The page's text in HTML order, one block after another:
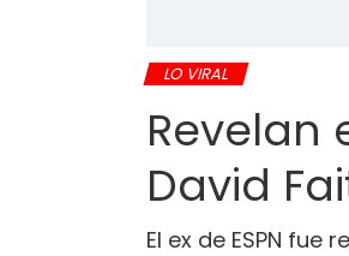
LO VIRAL
Revelan
David
El ex de ESPN fue